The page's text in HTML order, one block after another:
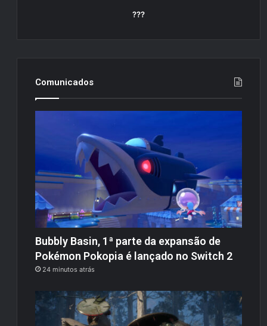
???
Comunicados
Bubbly Basin, 1ª parte da expansão de
Pokémon Pokopia é lançado no Switch 2
24 minutos atrás